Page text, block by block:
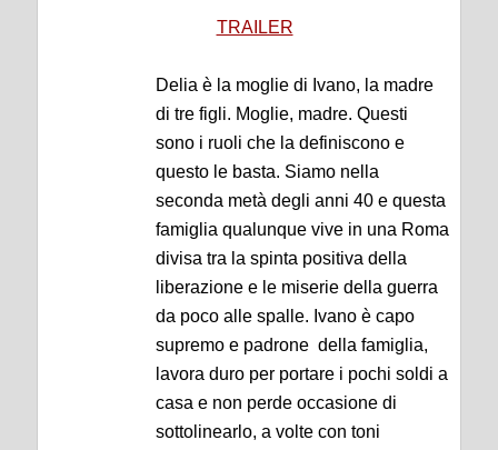
TRAILER
Delia è la moglie di Ivano, la madre
di tre figli. Moglie, madre. Questi
sono i ruoli che la definiscono e
questo le basta. Siamo nella
seconda metà degli anni 40 e questa
famiglia qualunque vive in una Roma
divisa tra la spinta positiva della
liberazione e le miserie della guerra
da poco alle spalle. Ivano è capo
supremo e padrone della famiglia,
lavora duro per portare i pochi soldi a
casa e non perde occasione di
sottolinearlo, a volte con toni